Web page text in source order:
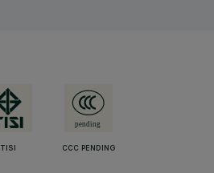
TISI CCC PENDING